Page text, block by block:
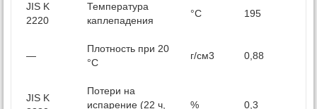
JIS K
2220
Температура
каплепадения
°C 195
—
Плотность при 20
°С
г/см3 0,88
JIS K
Потери на
испарение (22 ч,
% 0,3